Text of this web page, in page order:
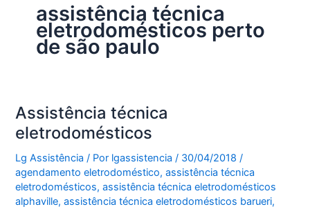
assistência técnica
eletrodomésticos perto
de são paulo
Assistência técnica
eletrodomésticos
Lg Assistência / Por lgassistencia/ 30/04/2018 /
agendamento eletrodoméstico,assistência técnica
eletrodomésticos,assistência técnica eletrodomésticos
alphaville,assistência técnica eletrodomésticos barueri,